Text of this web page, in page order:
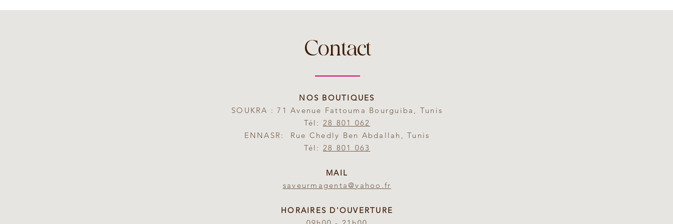
Contact
NOS BOUTIQUES
SOUKRA : 71 Avenue Fattouma Bourguiba, Tunis
Tél: 28 801 062
ENNASR: Rue Chedly Ben Abdallah, Tunis
Tél: 28 801 063
MAIL
saveurmagenta@yahoo.fr
HORAIRES D'OUVERTURE